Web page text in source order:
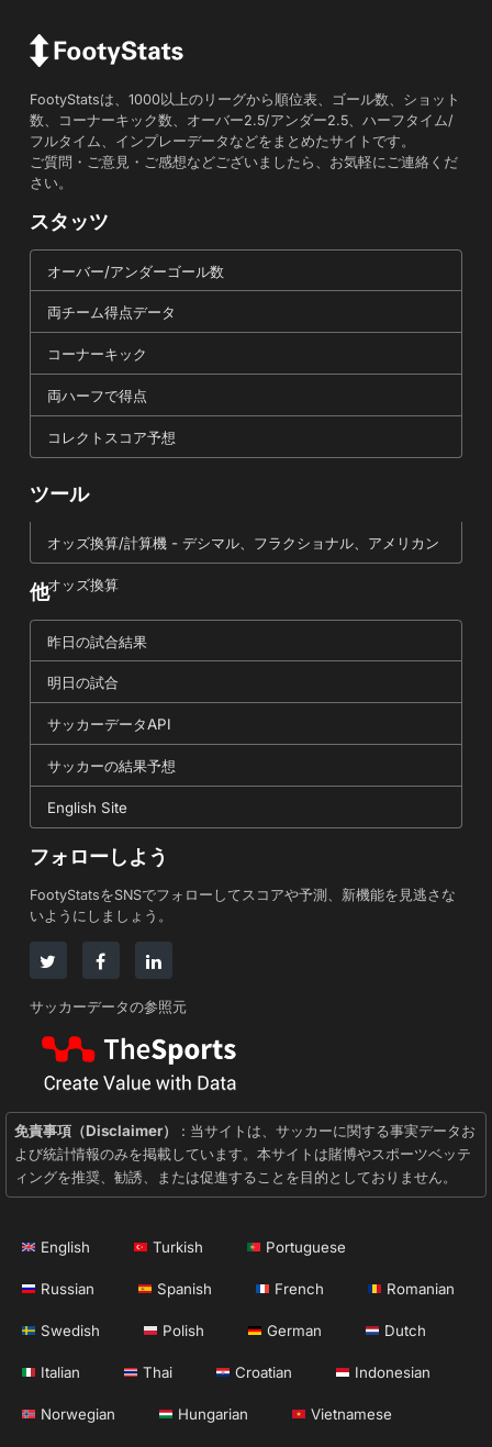
FootyStatsは、1000以上のリーグから順位表、ゴール数、ショット
数、コーナーキック数、オーバー2.5/アンダー2.5、ハーフタイム/
フルタイム、インプレーデータなどをまとめたサイトです。
ご質問・ご意見・ご感想などございましたら、お気軽にご連絡くだ
さい。
スタッツ
オーバー/アンダーゴール数
両チーム得点データ
コーナーキック
両ハーフで得点
コレクトスコア予想
ツール
オッズ換算/計算機 - デシマル、フラクショナル、アメリカン
オッズ換算
他
昨日の試合結果
明日の試合
サッカーデータAPI
サッカーの結果予想
English Site
フォローしよう
FootyStatsをSNSでフォローしてスコアや予測、新機能を見逃さな
いようにしましょう。
サッカーデータの参照元
免責事項（Disclaimer）
: 当サイトは、サッカーに関する事実データお
よび統計情報のみを掲載しています。本サイトは賭博やスポーツベッテ
ィングを推奨、勧誘、または促進することを目的としておりません。
English Turkish Portuguese
Russian Spanish French Romanian
Swedish Polish German Dutch
Italian Thai Croatian Indonesian
Norwegian Hungarian Vietnamese